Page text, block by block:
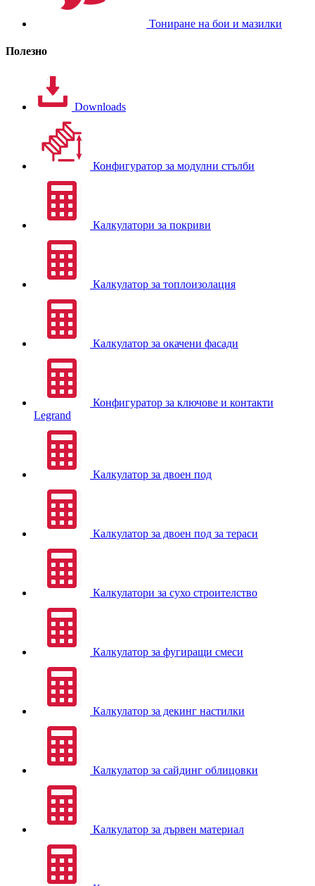
Тониране на бои и мазилки
Полезно
Downloads
Конфигуратор за модулни стълби
Калкулатори за покриви
Калкулатор за топлоизолация
Калкулатор за окачени фасади
Конфигуратор за ключове и контакти
Legrand
Калкулатор за двоен под
Калкулатор за двоен под за тераси
Калкулатори за сухо строителство
Калкулатор за фугиращи смеси
Калкулатор за декинг настилки
Калкулатор за сайдинг облицовки
Калкулатор за дървен материал